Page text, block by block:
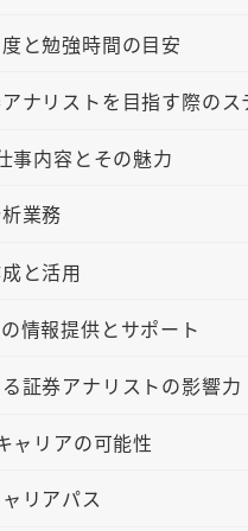
と勉強時間の目安
ナリストを目指す際のス
事内容とその魅力
業務
と活用
情報提供とサポート
証券アナリストの影響力
ャリアの可能性
リアパス